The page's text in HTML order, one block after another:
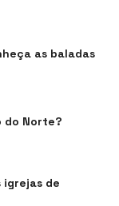
as baladas
do Norte?
igrejas de